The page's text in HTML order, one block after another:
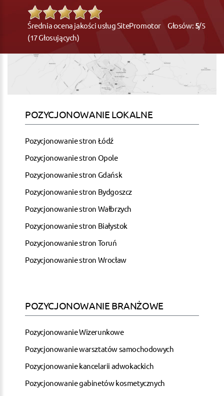
Średnia ocena jakości usług SitePromotor Głosów: 5/5
(17 Głosujących)
POZYCJONOWANIE LOKALNE
Pozycjonowanie stron Łódź
Pozycjonowanie stron Opole
Pozycjonowanie stron Gdańsk
Pozycjonowanie stron Bydgoszcz
Pozycjonowanie stron Wałbrzych
Pozycjonowanie stron Białystok
Pozycjonowanie stron Toruń
Pozycjonowanie stron Wrocław
POZYCJONOWANIE BRANŻOWE
Pozycjonowanie Wizerunkowe
Pozycjonowanie warsztatów samochodowych
Pozycjonowanie kancelarii adwokackich
Pozycjonowanie gabinetów kosmetycznych